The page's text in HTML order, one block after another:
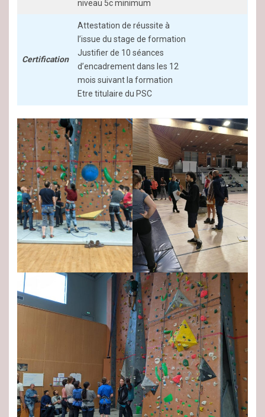
niveau 5c minimum
Certification
Attestation de réussite à
l’issue du stage de formation
Justifier de 10 séances
d’encadrement dans les 12
mois suivant la formation
Etre titulaire du PSC